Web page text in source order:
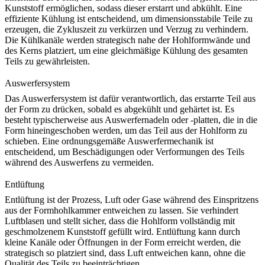
Kunststoff ermöglichen, sodass dieser erstarrt und abkühlt. Eine
effiziente Kühlung ist entscheidend, um dimensionsstabile Teile zu
erzeugen, die Zykluszeit zu verkürzen und Verzug zu verhindern.
Die Kühlkanäle werden strategisch nahe der Hohlformwände und
des Kerns platziert, um eine gleichmäßige Kühlung des gesamten
Teils zu gewährleisten.
Auswerfersystem
Das Auswerfersystem ist dafür verantwortlich, das erstarrte Teil aus
der Form zu drücken, sobald es abgekühlt und gehärtet ist. Es
besteht typischerweise aus Auswerfernadeln oder -platten, die in die
Form hineingeschoben werden, um das Teil aus der Hohlform zu
schieben. Eine ordnungsgemäße Auswerfermechanik ist
entscheidend, um Beschädigungen oder Verformungen des Teils
während des Auswerfens zu vermeiden.
Entlüftung
Entlüftung ist der Prozess, Luft oder Gase während des Einspritzens
aus der Formhohlkammer entweichen zu lassen. Sie verhindert
Luftblasen und stellt sicher, dass die Hohlform vollständig mit
geschmolzenem Kunststoff gefüllt wird. Entlüftung kann durch
kleine Kanäle oder Öffnungen in der Form erreicht werden, die
strategisch so platziert sind, dass Luft entweichen kann, ohne die